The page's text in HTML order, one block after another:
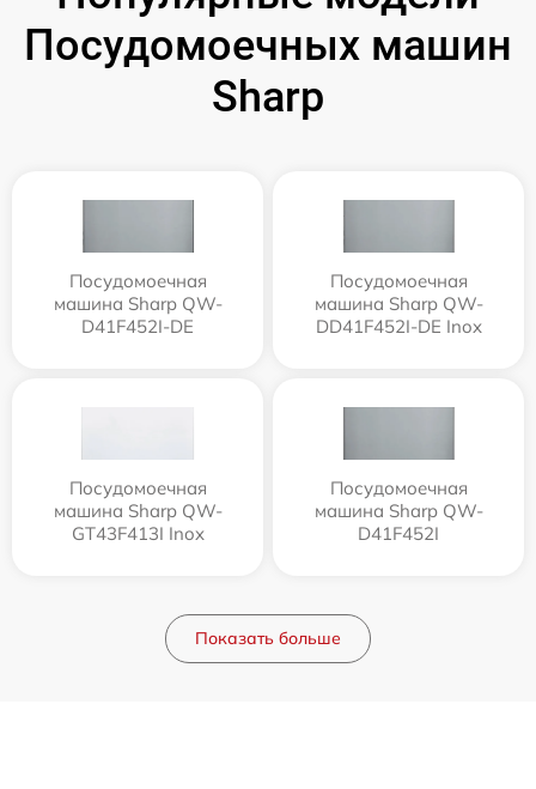
Посудомоечных машин
Sharp
Посудомоечная
машина Sharp QW-
D41F452I-DE
Посудомоечная
машина Sharp QW-
DD41F452I-DE Inox
Посудомоечная
машина Sharp QW-
GT43F413I Inox
Посудомоечная
машина Sharp QW-
D41F452I
Показать больше